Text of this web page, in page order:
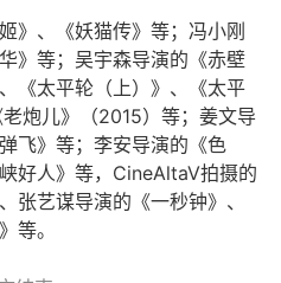
》、《妖猫传》等；冯小刚
》等；吴宇森导演的《赤壁
《太平轮（上）》、《太平
炮儿》（2015）等；姜文导
飞》等；李安导演的《色
好人》等，CineAltaV拍摄的
张艺谋导演的《一秒钟》、
等。